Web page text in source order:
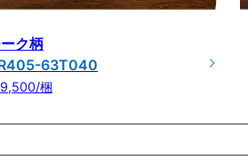
ク柄
63T040
梱